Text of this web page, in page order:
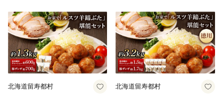
北海道留寿都村 北海道留寿都村